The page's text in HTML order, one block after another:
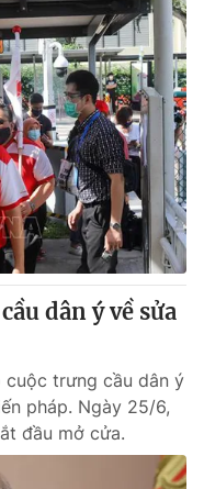
dân ý về sửa
cuộc trưng cầu dân ý
pháp. Ngày 25/6,
đầu mở cửa.